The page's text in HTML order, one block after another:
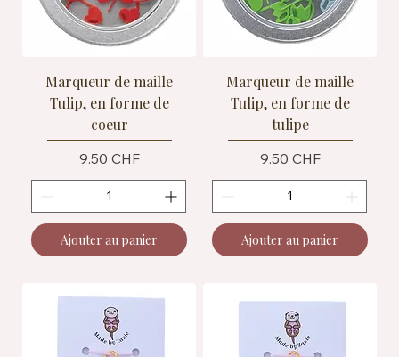
Marqueur de maille
Tulip, en forme de
coeur
Prix
9.50 CHF
Ajouter au panier
Marqueur de maille
Tulip, en forme de
tulipe
Prix
9.50 CHF
Ajouter au panier